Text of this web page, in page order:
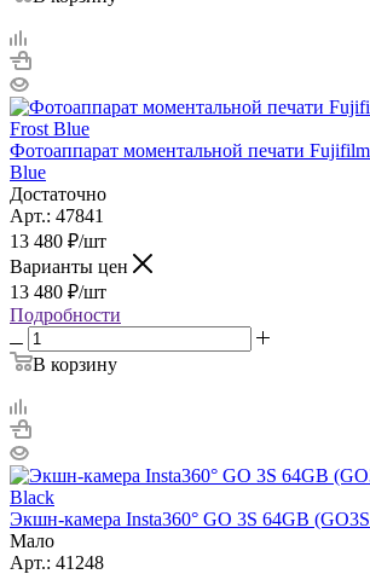
Фотоаппарат моментальной печати
Blue
Достаточно
Арт.: 47841
13 480 ₽/шт
Варианты цен
13 480 ₽/шт
Подробности
В корзину
Экшн-камера Insta360° GO 3S 64GB
Мало
Арт.: 41248